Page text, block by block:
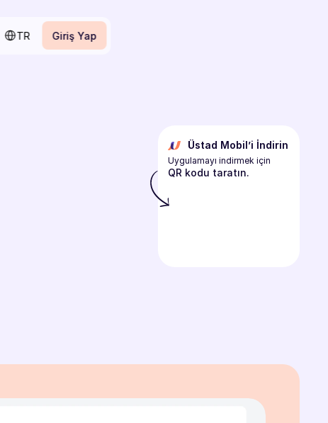
Select Language
TR
Giriş Yap
Giriş Yap
Üstad Mobil’i İndirin
Uygulamayı indirmek için
QR kodu taratın.